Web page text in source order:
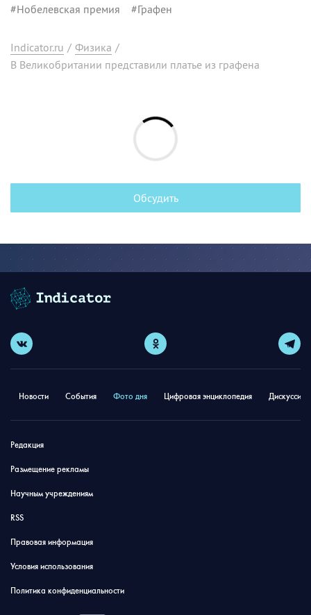
#Нобелевская премия #Графен
Indicator.ru / Физика /
В Великобритании представили платье из графена
Обсудить
Новости События Фото дня Цифровая энциклопедия
Редакция
Размещение рекламы
Научным учреждениям
RSS
Правовая информация
Условия использования
Политика конфиденциальности